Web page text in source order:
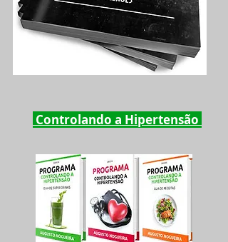
Controlando a Hipertensão